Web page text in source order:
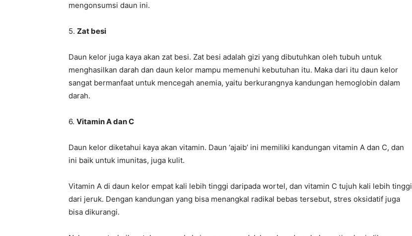
mengonsumsi daun ini.
5. Zat besi
Daun kelor juga kaya akan zat besi. Zat besi adalah gizi yang dibutuhkan oleh tubuh untuk
menghasilkan darah dan daun kelor mampu memenuhi kebutuhan itu. Maka dari itu daun kelor
sangat bermanfaat untuk mencegah anemia, yaitu berkurangnya kandungan hemoglobin dalam
darah.
6. Vitamin A dan C
Daun kelor diketahui kaya akan vitamin. Daun ‘ajaib’ ini memiliki kandungan vitamin A dan C, dan
ini baik untuk imunitas, juga kulit.
Vitamin A di daun kelor empat kali lebih tinggi daripada wortel, dan vitamin C tujuh kali lebih tinggi
dari jeruk. Dengan kandungan yang bisa menangkal radikal bebas tersebut, stres oksidatif juga
bisa dikurangi.